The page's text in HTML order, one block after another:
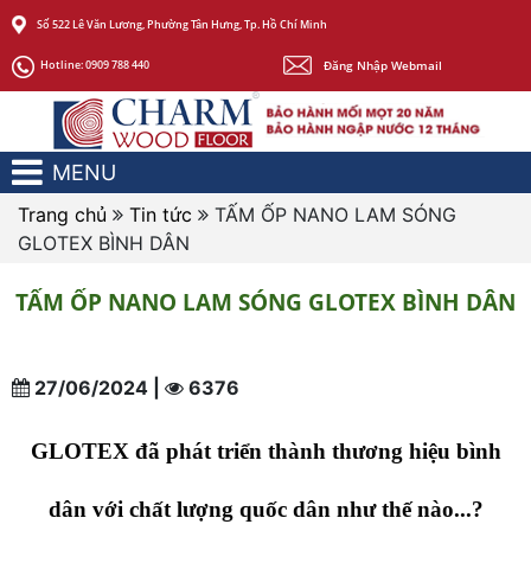
Số 522 Lê Văn Lương, Phường Tân Hưng, Tp. Hồ Chí Minh
Hotline:0909 788 440 Đăng Nhập Webmail
MENU
Trang chủ Tin tức
TẤM ỐP NANO LAM SÓNG
GLOTEX BÌNH DÂN
TẤM ỐP NANO LAM SÓNG GLOTEX BÌNH DÂN
27/06/2024 | 6376
GLOTEX đã phát triển thành thương hiệu bình
dân với chất lượng quốc dân như thế nào...?